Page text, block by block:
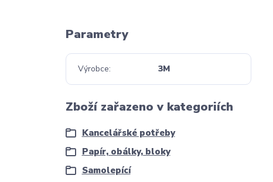
Parametry
Výrobce 3M
Zboží zařazeno v kategoriích
Kancelářské potřeby
Papír, obálky, bloky
Samolepící